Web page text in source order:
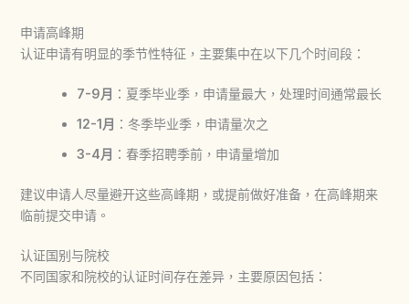
申请高峰期
认证申请有明显的季节性特征，主要集中在以下几个时间段：
7-9月 ：夏季毕业季，申请量最大，处理时间通常最长
12-1月 ：冬季毕业季，申请量次之
3-4月 ：春季招聘季前，申请量增加
建议申请人尽量避开这些高峰期，或提前做好准备，在高峰期来
临前提交申请。
认证国别与院校
不同国家和院校的认证时间存在差异，主要原因包括：